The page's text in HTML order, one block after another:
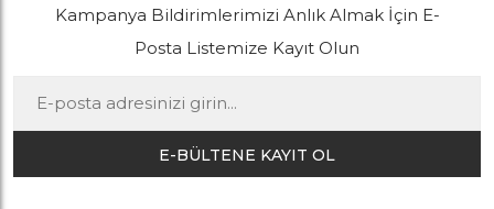
Kampanya Bildirimlerimizi Anlık Almak İçin E-
Posta Listemize Kayıt Olun
E-BÜLTENE KAYIT OL